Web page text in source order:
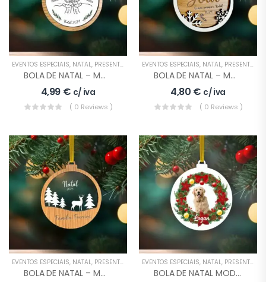
EVENTOS ESPECIAIS, NATAL, PRESENTES
BOLA DE NATAL – MODELO 6
4,99 € c/ iva
( 0 Reviews )
EVENTOS ESPECIAIS, NATAL, PRESENTES
BOLA DE NATAL – MODELO 7
4,80 € c/ iva
( 0 Reviews )
EVENTOS ESPECIAIS, NATAL, PRESENTES
BOLA DE NATAL – MODELO 8
EVENTOS ESPECIAIS, NATAL, PRESENTES
BOLA DE NATAL MODELO 3